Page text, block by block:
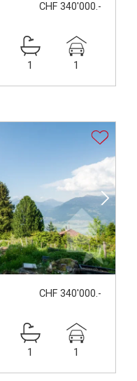
CHF 340'000.-
1 1
CHF 340'000.-
1 1